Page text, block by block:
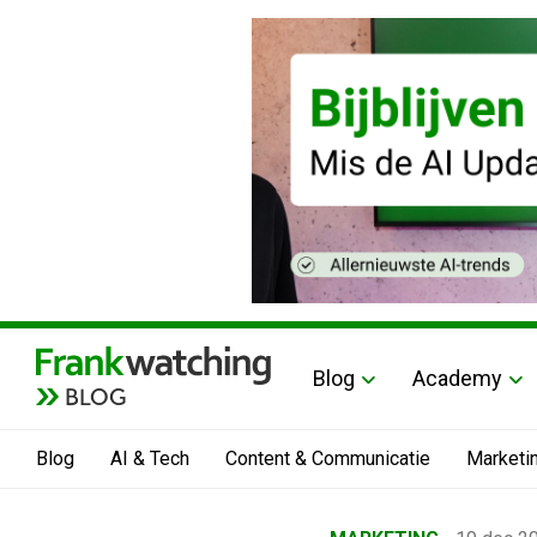
BLOG
Blog Academy
Blog AI & Tech Content & Communicatie